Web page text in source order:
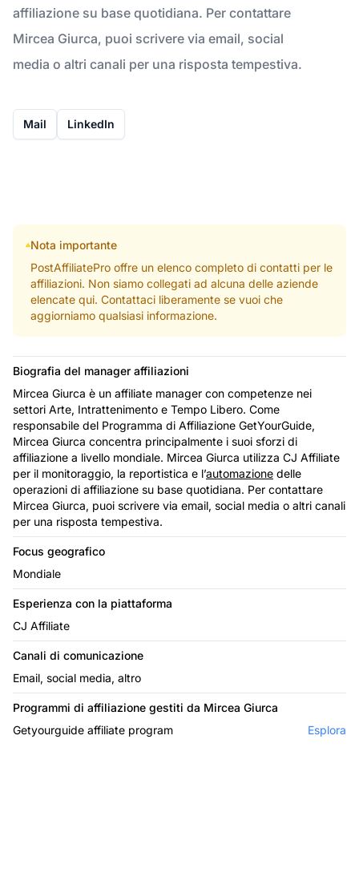
affiliazione su base quotidiana. Per contattare
Mircea Giurca, puoi scrivere via email, social
media o altri canali per una risposta tempestiva.
Mail LinkedIn
Nota importante
PostAffiliatePro offre un elenco completo di contatti per le
affiliazioni. Non siamo collegati ad alcuna delle aziende
elencate qui. Contattaci liberamente se vuoi che
aggiorniamo qualsiasi informazione.
Biografia del manager affiliazioni
Mircea Giurca è un affiliate manager con competenze nei
settori Arte, Intrattenimento e Tempo Libero. Come
responsabile del Programma di Affiliazione GetYourGuide,
Mircea Giurca concentra principalmente i suoi sforzi di
affiliazione a livello mondiale. Mircea Giurca utilizza CJ Affiliate
per il monitoraggio, la reportistica e l’automazione delle
operazioni di affiliazione su base quotidiana. Per contattare
Mircea Giurca, puoi scrivere via email, social media o altri canali
per una risposta tempestiva.
Focus geografico
Mondiale
Esperienza con la piattaforma
CJ Affiliate
Canali di comunicazione
Email, social media, altro
Programmi di affiliazione gestiti da Mircea Giurca
Getyourguide affiliate program
Esplora